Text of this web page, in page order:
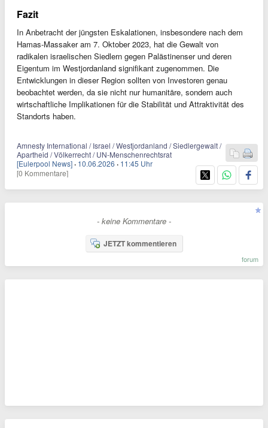
Fazit
In Anbetracht der jüngsten Eskalationen, insbesondere nach dem
Hamas-Massaker am 7. Oktober 2023, hat die Gewalt von
radikalen israelischen Siedlern gegen Palästinenser und deren
Eigentum im Westjordanland signifikant zugenommen. Die
Entwicklungen in dieser Region sollten von Investoren genau
beobachtet werden, da sie nicht nur humanitäre, sondern auch
wirtschaftliche Implikationen für die Stabilität und Attraktivität des
Standorts haben.
Amnesty International / Israel / Westjordanland / Siedlergewalt /
Apartheid / Völkerrecht / UN-Menschenrechtsrat
[Eulerpool News] · 10.06.2026 · 11:45 Uhr
[0 Kommentare]
- keine Kommentare -
JETZT kommentieren
forum